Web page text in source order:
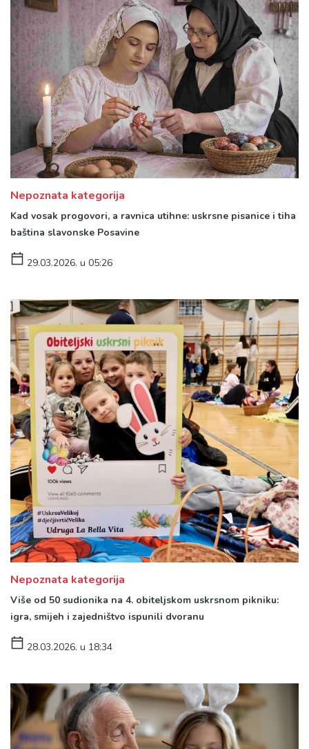
Nepoznata kategorija
Kad vosak progovori, a ravnica utihne: uskrsne pisanice i tiha
baština slavonske Posavine
29.03.2026. u 05:26
Nepoznata kategorija
Više od 50 sudionika na 4. obiteljskom uskrsnom pikniku:
igra, smijeh i zajedništvo ispunili dvoranu
28.03.2026. u 18:34